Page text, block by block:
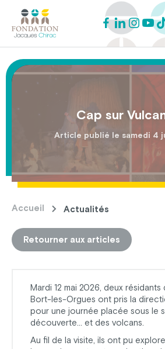
Cap sur
Article publié le samedi 4
Accueil Actualités
Retourner aux articles
Mardi 12 mai 2026, deux résidants
Bort-les-Orgues ont pris la
pour une journée placée sous le
découverte… et des volcans.
Au fil de la visite, ils ont pu